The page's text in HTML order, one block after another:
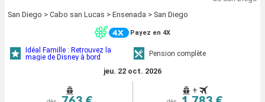
San Diego > Cabo san Lucas > Ensenada > San Diego
Payez en 4X
Idéal Famille : Retrouvez la
magie de Disney à bord
Pension complète
jeu. 22 oct. 2026
+